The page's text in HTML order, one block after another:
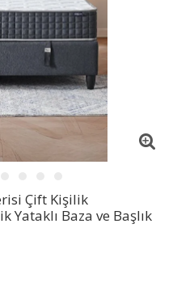
Çift Kişilik
Baza ve Başlık